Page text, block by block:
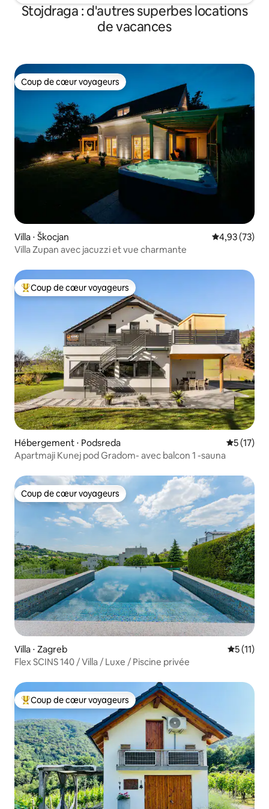
Stojdraga : d'autres superbes locations
de vacances
Coup de cœur voyageurs
Coup de cœur voyageurs
Villa ⋅ Škocjan Évaluation
4,93 (73)
Villa Zupan avec jacuzzi et vue charmante
Coups de cœur voyageurs les plus appréciés
Coup de cœur voyageurs
Hébergement ⋅ Podsreda
5 (17)
Apartmaji Kunej pod Gradom- avec balcon 1 -sauna
Coup de cœur voyageurs
Coup de cœur voyageurs
Villa ⋅ Zagreb
5 (11)
Flex SCINS 140 / Villa / Luxe / Piscine privée
Coups de cœur voyageurs les plus appréciés
Coup de cœur voyageurs